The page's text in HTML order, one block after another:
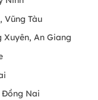
mỹ –
– có ảnh thật
Vũng Tàu
Xuyên, An Giang
Đồng Nai